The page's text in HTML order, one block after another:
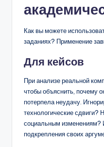
Как вы можете
заданиях? Применение
Для кейсов
При анализе реальной
чтобы объяснить, почему
потерпела неудачу.
технологические сдвиги?
социальным изменениям?
подкрепления своих